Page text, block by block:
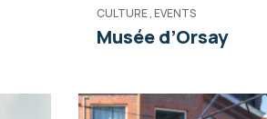
CULTURE, EVENTS
Musée d’Orsay